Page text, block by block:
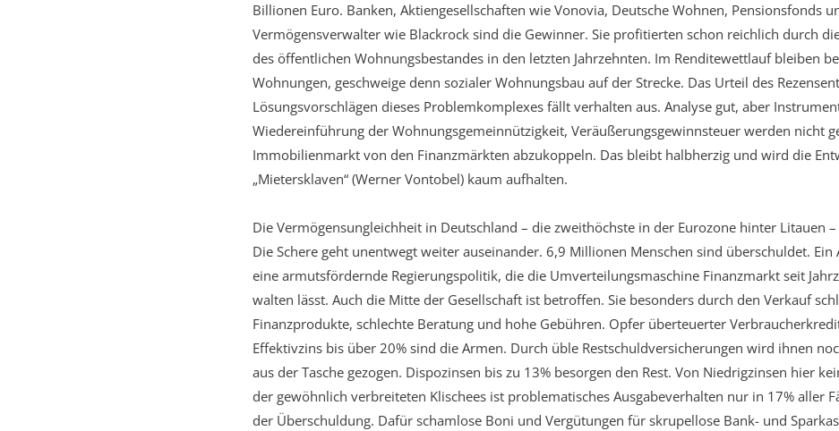
Billionen Euro. Banken, Aktiengesellschaften wie Vonovia, Deutsche Wohnen, Pensionsfonds
Vermögensverwalter wie Blackrock sind die Gewinner. Sie profitierten schon reichlich durch
des öffentlichen Wohnungsbestandes in den letzten Jahrzehnten. Im Renditewettlauf bleiben
Wohnungen, geschweige denn sozialer Wohnungsbau auf der Strecke. Das Urteil des
Lösungsvorschlägen dieses Problemkomplexes fällt verhalten aus. Analyse gut, aber
Wiedereinführung der Wohnungsgemeinnützigkeit, Veräußerungsgewinnsteuer werden nicht
Immobilienmarkt von den Finanzmärkten abzukoppeln. Das bleibt halbherzig und wird die
„Mietersklaven“ (Werner Vontobel) kaum aufhalten.
Die Vermögensungleichheit in Deutschland – die zweithöchste in der Eurozone hinter Litauen
Die Schere geht unentwegt weiter auseinander. 6,9 Millionen Menschen sind überschuldet.
eine armutsfördernde Regierungspolitik, die die Umverteilungsmaschine Finanzmarkt seit
walten lässt. Auch die Mitte der Gesellschaft ist betroffen. Sie besonders durch den Verkauf
Finanzprodukte, schlechte Beratung und hohe Gebühren. Opfer überteuerter
Effektivzins bis über 20% sind die Armen. Durch üble Restschuldversicherungen wird ihnen
aus der Tasche gezogen. Dispozinsen bis zu 13% besorgen den Rest. Von Niedrigzinsen hier
der gewöhnlich verbreiteten Klischees ist problematisches Ausgabeverhalten nur in 17% aller
der Überschuldung. Dafür schamlose Boni und Vergütungen für skrupellose Bank- und